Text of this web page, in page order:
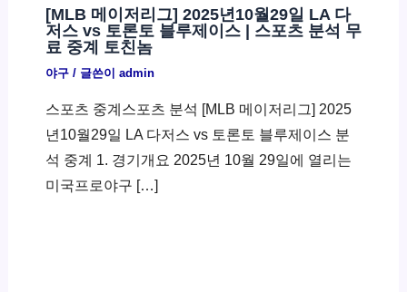
[MLB 메이저리그] 2025년10월29일 LA 다
저스 vs 토론토 블루제이스 | 스포츠 분석 무
료 중계 토친놈
야구/ 글쓴이 admin
스포츠 중계스포츠 분석 [MLB 메이저리그] 2025
년10월29일 LA 다저스 vs 토론토 블루제이스 분
석 중계 1. 경기개요 2025년 10월 29일에 열리는
미국프로야구 […]